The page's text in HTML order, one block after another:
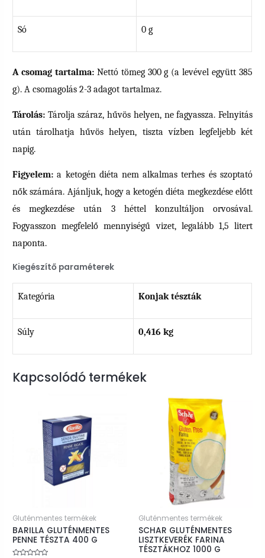
Só 0 g
A csomag tartalma:Nettó tömeg 300 g (a levével együtt 385
g). A csomagolás 2-3 adagot tartalmaz.
Tárolás: Tárolja száraz, hűvös helyen, ne fagyassza. Felnyitás
után tárolhatja hűvös helyen, tiszta vízben legfeljebb két
napig.
Figyelem: a ketogén diéta nem alkalmas terhes és szoptató
nők számára. Ajánljuk, hogy a ketogén diéta megkezdése előtt
és megkezdése után 3 héttel konzultáljon orvosával.
Fogyasszon megfelelő mennyiségű vizet, legalább 1,5 litert
naponta.
Kiegészítő paraméterek
Kategória Konjak tészták
Súly 0,416 kg
Kapcsolódó termékek
Gluténmentes termékek
BARILLA GLUTÉNMENTES
PENNE TÉSZTA 400 G
Gluténmentes termékek
SCHAR GLUTÉNMENTES
LISZTKEVERÉK FARINA
TÉSZTÁKHOZ 1000 G